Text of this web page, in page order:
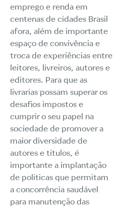
emprego e renda em
centenas de cidades Brasil
afora, além de importante
espaço de convivência e
troca de experiências entre
leitores, livreiros, autores e
editores. Para que as
livrarias possam superar os
desafios impostos e
cumprir o seu papel na
sociedade de promover a
maior diversidade de
autores e títulos, é
importante a implantação
de políticas que permitam
a concorrência saudável
para manutenção das